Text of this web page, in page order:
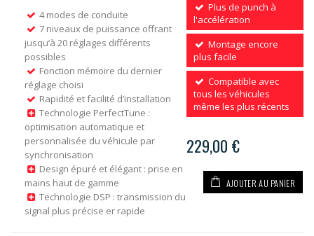
4 modes de conduite
7 niveaux de puissance offrant
jusqu’à 20 réglages différents
possibles
Fonction mémoire du dernier
réglage choisi
Rapidité et facilité d’installation
Technologie PerfectTune :
optimisation automatique et
personnalisée du véhicule par
synchronisation
Design épuré et élégant : prise en
mains haut de gamme
Technologie DSP : transmission du
signal plus précise er rapide
Plus de punch à
l'accélération
Montage encore
plus facile
Compatible avec
tous les véhicules
même les plus récents
229,00 €
AJOUTER AU PANIER